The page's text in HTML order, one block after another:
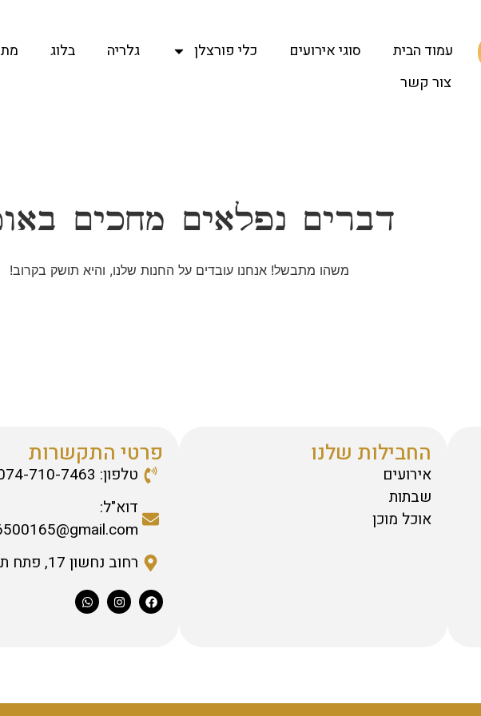
עמוד הבית סוגי אירועים כלי פורצלן גלריה בלוג
צור קשר
דברים נפלאים מחכים
משהו מתבשל! אנחנו עובדים על החנות שלנו, והיא תושק בקרוב!
החבילות שלנו
אירועים
שבתות
אוכל מוכן
פרטי התקשרות
טלפון: 074-710-7463
דוא"ל:
רחוב נחשון 17, פתח תקווה